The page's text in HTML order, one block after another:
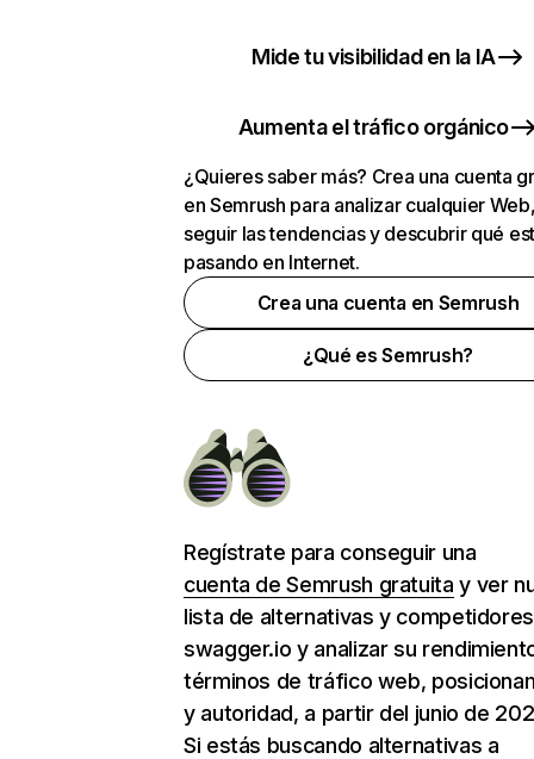
Mide tu visibilidad en la IA
Aumenta el tráfico orgánico
¿Quieres saber más? Crea una cuenta
en Semrush para analizar cualquier
seguir las tendencias y descubrir qué
pasando en Internet.
Crea una cuenta en Semrush
¿Qué es Semrush?
Regístrate para conseguir una
cuenta de Semrush gratuita y ver
lista de alternativas y
swagger.io y analizar su
términos de tráfico web,
y autoridad, a partir del junio de
Si estás buscando alternativas a